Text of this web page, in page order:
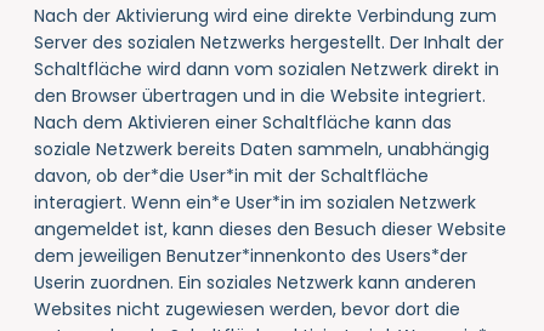
Nach der Aktivierung wird eine direkte Verbindung zum
Server des sozialen Netzwerks hergestellt. Der Inhalt der
Schaltfläche wird dann vom sozialen Netzwerk direkt in
den Browser übertragen und in die Website integriert.
Nach dem Aktivieren einer Schaltfläche kann das
soziale Netzwerk bereits Daten sammeln, unabhängig
davon, ob der*die User*in mit der Schaltfläche
interagiert. Wenn ein*e User*in im sozialen Netzwerk
angemeldet ist, kann dieses den Besuch dieser Website
dem jeweiligen Benutzer*innenkonto des Users*der
Userin zuordnen. Ein soziales Netzwerk kann anderen
Websites nicht zugewiesen werden, bevor dort die